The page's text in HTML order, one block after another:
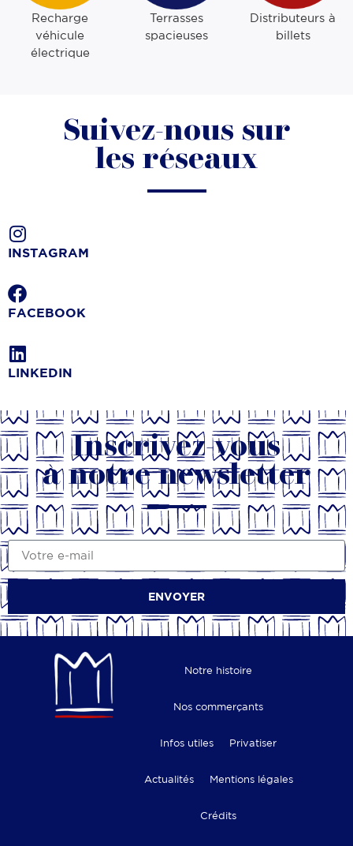
Recharge
véhicule
électrique
Terrasses
spacieuses
Distributeurs à
billets
Suivez-nous sur
les réseaux
INSTAGRAM
FACEBOOK
LINKEDIN
Inscrivez-vous
à notre newsletter
ENVOYER
Notre histoire
Nos commerçants
Infos utiles Privatiser
Actualités Mentions légales
Crédits